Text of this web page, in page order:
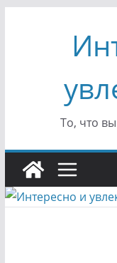
содержимому
То, что